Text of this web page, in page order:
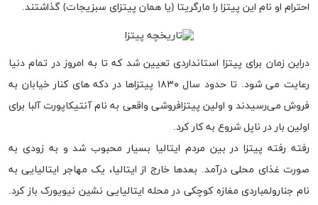
احترام او نام این پیتزا را مارگریتا (یا همان پیتزای سبزیجات) گذاشتند.
دراین زمان برای پیتزا استانداردی تعیین شد که تا به امروز در تمام دنیا
رعایت می شود. تا حدود سال ۱۸۳۰ پیتزاها در دکه های کنار خیابان به
فروش می‌رسیدند و اولین پیتزافروشی واقعی به نام آنتیکاپورت آلبا برای
اولین بار در ناپل شروع به کار کرد.
رفته رفته پیتزا در بین مردم ایتالیا بسیار محبوب شد و به زودی به
صورت غذای محلی درآمد. بعدها خارج از ایتالیا، یک مهاجر ایتالیایی به
نام جنارولمباردی مغازه کوچکی در محله ایتالیایی نشین نیویورک باز کرد.